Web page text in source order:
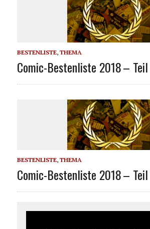
BESTENLISTE, THEMA
Comic-Bestenliste 2018 –
BESTENLISTE, THEMA
Comic-Bestenliste 2018 –